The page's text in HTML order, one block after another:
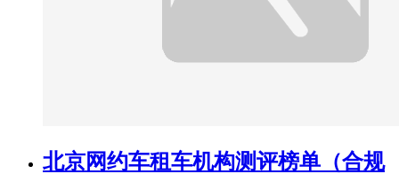
北京网约车租车机构测评榜单（合规